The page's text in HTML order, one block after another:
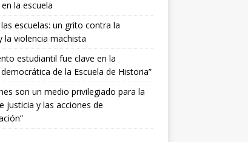
la escuela
escuelas: un grito contra la
la violencia machista
estudiantil fue clave en la
de la Escuela de Historia”
son un medio privilegiado para la
justicia y las acciones de